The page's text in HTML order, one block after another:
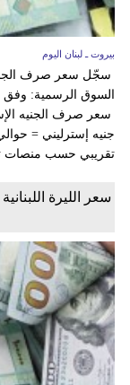
بيروت ـ لبنان اليوم
سجّل سعر صرف الجنيه
السوق الرسمية: وفق
تقريبي حسب منصات